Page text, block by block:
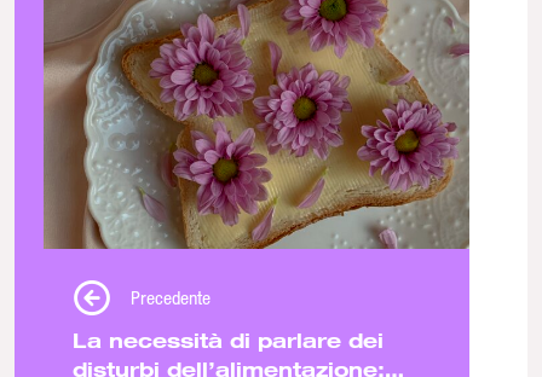
Precedente
La necessità di parlare dei
disturbi dell’alimentazione: